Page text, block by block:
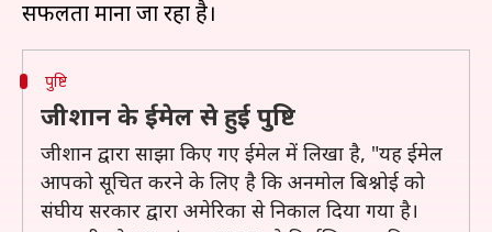
पुष्टि
जीशान के ईमेल से हुई पुष्टि
जीशान द्वारा साझा किए गए ईमेल में लिखा है, "यह ईमेल
आपको सूचित करने के लिए है कि अनमोल बिश्नोई को
संघीय सरकार द्वारा अमेरिका से निकाल दिया गया है।